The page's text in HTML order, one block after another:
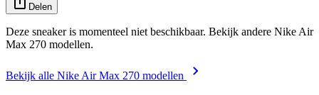
Delen
Deze sneaker is momenteel niet beschikbaar. Bekijk andere Nike Air
Max 270 modellen.
Bekijk alle Nike Air Max 270 modellen